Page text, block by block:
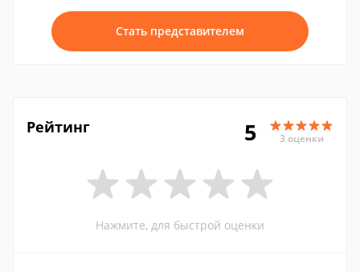
Стать представителем
Рейтинг 5 3 оценки
Нажмите, для быстрой оценки